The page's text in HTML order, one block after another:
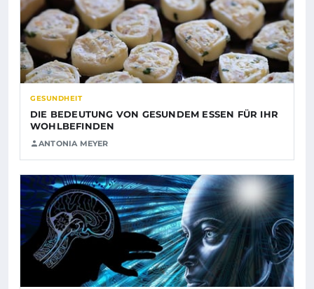
GESUNDHEIT
DIE BEDEUTUNG VON GESUNDEM ESSEN FÜR IHR
WOHLBEFINDEN
ANTONIA MEYER